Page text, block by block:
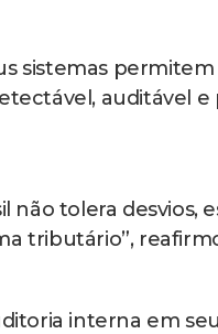
sistemas
auditável
não tolera
tributário”,
interna em